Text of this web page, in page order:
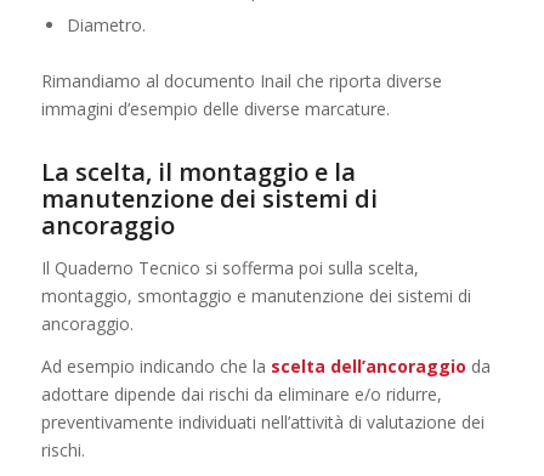
Diametro.
Rimandiamo al documento Inail che riporta diverse
immagini d’esempio delle diverse marcature.
La scelta, il montaggio e la
manutenzione dei sistemi di
ancoraggio
Il Quaderno Tecnico si sofferma poi sulla scelta,
montaggio, smontaggio e manutenzione dei sistemi di
ancoraggio.
Ad esempio indicando che la scelta dell’ancoraggio da
adottare dipende dai rischi da eliminare e/o ridurre,
preventivamente individuati nell’attività di valutazione dei
rischi.